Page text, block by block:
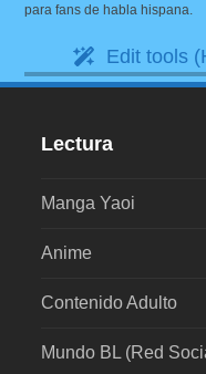
para fans de habla hispana.
Edit tools
Lectura
Manga Yaoi
Anime
Contenido Adulto
Mundo BL (Red